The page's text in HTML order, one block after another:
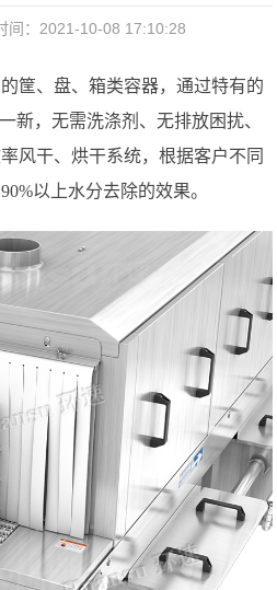
：2021-10-08 17:10:28
筐、盘、箱类容器，通过特有的
新，无需洗涤剂、无排放困扰、
风干、烘干系统，根据客户不同
以上水分去除的效果。